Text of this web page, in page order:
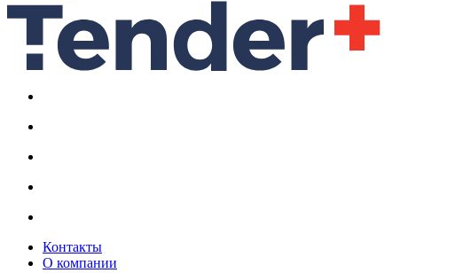
Контакты
О компании